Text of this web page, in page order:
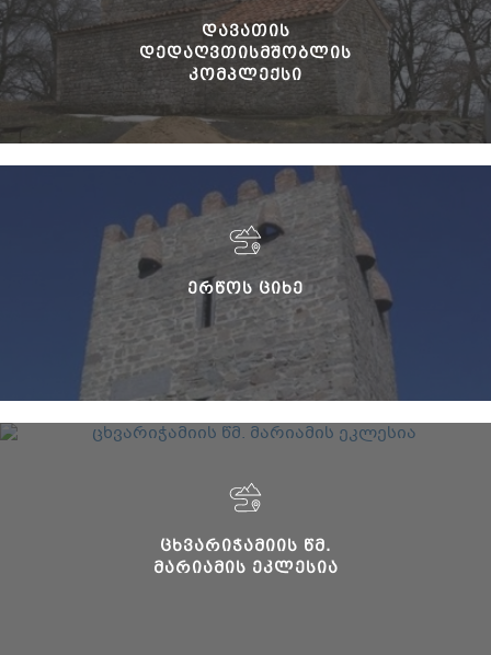
ᲓᲐᲕᲐᲗᲘᲡ
ᲓᲔᲓᲐᲦᲕᲗᲘᲡᲛᲨᲝᲑᲚᲘᲡ
ᲙᲝᲛᲞᲚᲔᲥᲡᲘ
ᲔᲠᲬᲝᲡ ᲪᲘᲮᲔ
ᲪᲮᲕᲐᲠᲘᲭᲐᲛᲘᲘᲡ ᲬᲛ.
ᲛᲐᲠᲘᲐᲛᲘᲡ ᲔᲙᲚᲔᲡᲘᲐ